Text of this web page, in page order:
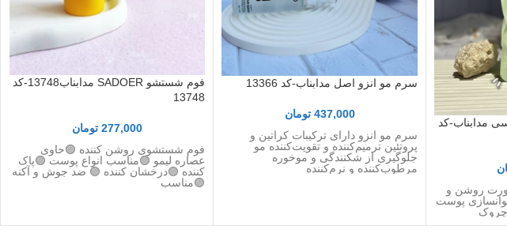
مدابناب-کد
روشن و
پوست
چروک
سرم مو انزو اصل مدابناب-کد 13366
437,000 تومان
سرم مو انزو دارای ترکیبات کراتین و
پروتئین ترمیم‌کننده و تقویت‌کننده مو
جلوگیری از شکنندگی و موخوره
مرطوب‌کننده و نرم‌کننده
فوم شستشو SADOER مدابناب13748-کد
13748
277,000 تومان
فوم شستشوی روشن کننده 🟣حاوی
عصاره لیمو 🟣مناسب انواع پوست 🟣پاک
کننده 🟣درخشان کننده 🟣 ضد جوش و آکنه
🟣مناسب